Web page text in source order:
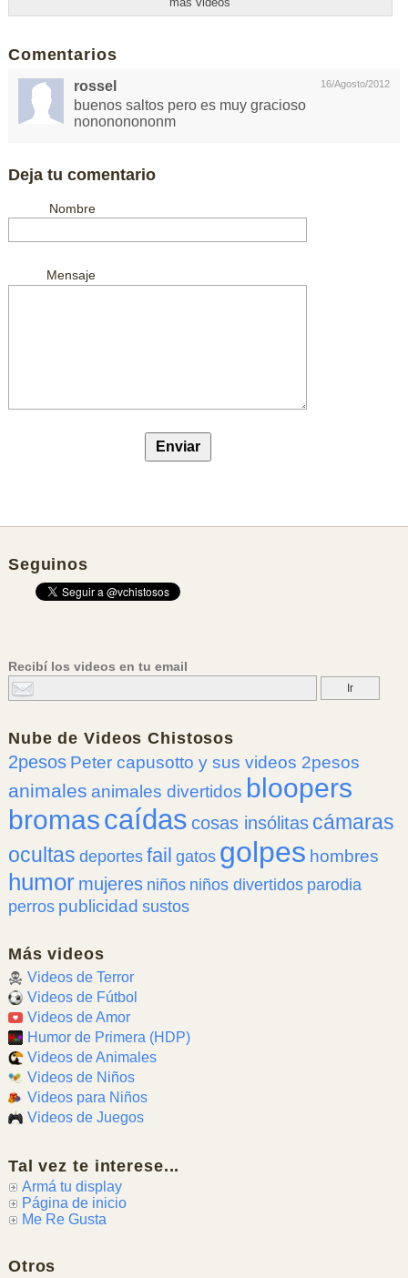
Comentarios
16/Agosto/2012
rossel
buenos saltos pero es muy gracioso
nonononononm
Deja tu comentario
Nombre
Mensaje
Seguinos
Recibí los videos en tu email
Nube deVideos Chistosos
2pesos Peter capusotto y sus videos 2pesos
animales animales divertidos bloopers
bromascaídas cosas insólitas cámaras
ocultas deportes fail gatos golpes hombres
humor mujeres niños niños divertidos parodia
perros publicidad sustos
Más videos
Videos de Terror
Videos de Fútbol
Videos de Amor
Humor de Primera (HDP)
Videos de Animales
Videos de Niños
Videos para Niños
Videos de Juegos
Tal vez te interese...
Armá tu display
Página de inicio
Me Re Gusta
Otros